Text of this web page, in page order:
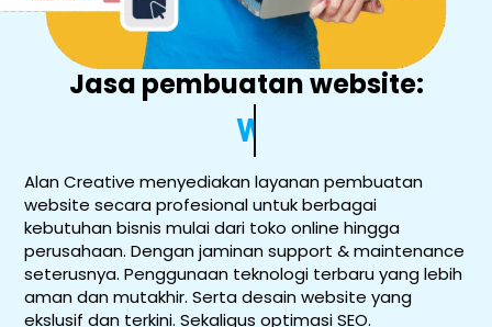
Jasa pembuatan website:
Website Toko Online
Alan Creative menyediakan layanan pembuatan
website secara profesional untuk berbagai
kebutuhan bisnis mulai dari toko online hingga
perusahaan. Dengan jaminan support & maintenance
seterusnya. Penggunaan teknologi terbaru yang lebih
aman dan mutakhir. Serta desain website yang
ekslusif dan terkini. Sekaligus optimasi SEO.